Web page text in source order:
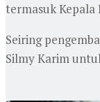
termasuk
Seiring
Silmy Karim